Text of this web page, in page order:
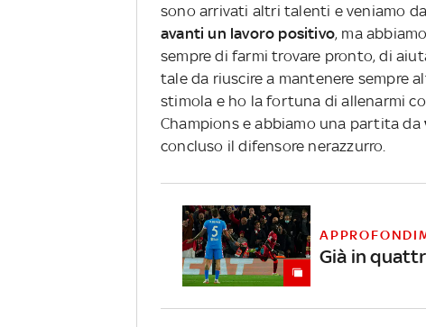
sono arrivati altri talenti e veniamo
avanti un lavoro positivo, ma
sempre di farmi trovare pronto, di
tale da riuscire a mantenere sempre
stimola e ho la fortuna di allenarmi
Champions e abbiamo una partita da
concluso il difensore nerazzurro.
Già in